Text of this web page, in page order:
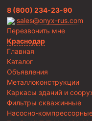
8 (800) 234-23-90
sales@onyx-rus.com
Перезвонить мне
Краснодар
Главная
Каталог
Объявления
Металлоконструкции
Каркасы зданий и
Фильтры скважинные
Насосно-